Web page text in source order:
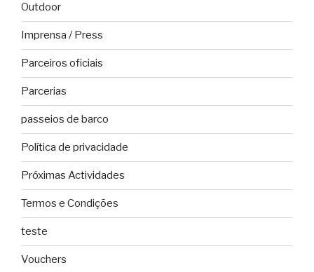
Outdoor
Imprensa / Press
Parceiros oficiais
Parcerias
passeios de barco
Política de privacidade
Próximas Actividades
Termos e Condições
teste
Vouchers